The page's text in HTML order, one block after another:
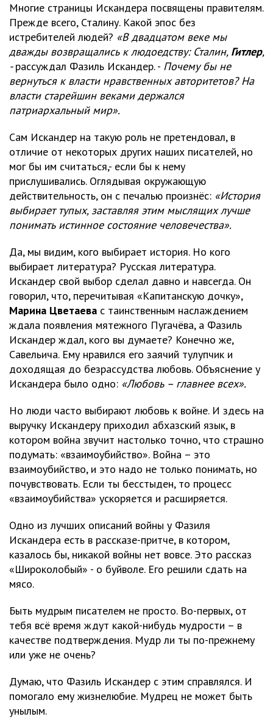
Многие страницы Искандера посвящены правителям.
Прежде всего, Сталину. Какой эпос без
истребителей людей? «В двадцатом веке мы
дважды возвращались к людоедству: Сталин, Гитлер,
-рассуждал Фазиль Искандер. - Почему бы не
вернуться к власти нравственных авторитетов? На
власти старейшин веками держался
патриархальный мир».
Сам Искандер на такую роль не претендовал, в
отличие от некоторых других наших писателей, но
мог бы им считаться,- если бы к нему
прислушивались. Оглядывая окружающую
действительность, он с печалью произнёс: «История
выбирает тупых, заставляя этим мыслящих лучше
понимать истинное состояние человечества».
Да, мы видим, кого выбирает история. Но кого
выбирает литература? Русская литература.
Искандер свой выбор сделал давно и навсегда. Он
говорил, что, перечитывая «Капитанскую дочку»,
Марина Цветаева с таинственным наслаждением
ждала появления мятежного Пугачёва, а Фазиль
Искандер ждал, кого вы думаете? Конечно же,
Савельича. Ему нравился его заячий тулупчик и
доходящая до безрассудства любовь. Объяснение у
Искандера было одно: «Любовь – главнее всех».
Но люди часто выбирают любовь к войне. И здесь на
выручку Искандеру приходил абхазский язык, в
котором война звучит настолько точно, что страшно
подумать: «взаимоубийство». Война – это
взаимоубийство, и это надо не только понимать, но
почувствовать. Если ты бесстыден, то процесс
«взаимоубийства» ускоряется и расширяется.
Одно из лучших описаний войны у Фазиля
Искандера есть в рассказе-притче, в котором,
казалось бы, никакой войны нет вовсе. Это рассказ
«Широколобый» - о буйволе. Его решили сдать на
мясо.
Быть мудрым писателем не просто. Во-первых, от
тебя всё время ждут какой-нибудь мудрости – в
качестве подтверждения. Мудр ли ты по-прежнему
или уже не очень?
Думаю, что Фазиль Искандер с этим справлялся. И
помогало ему жизнелюбие. Мудрец не может быть
унылым.